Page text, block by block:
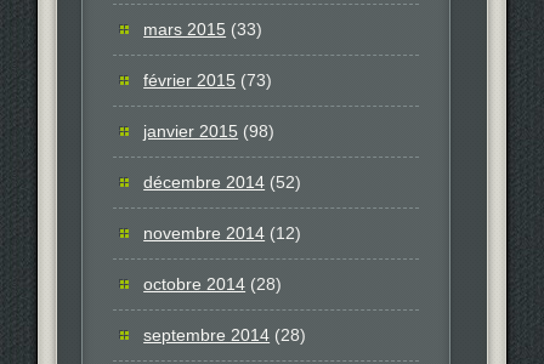
mars 2015 (33)
février 2015 (73)
janvier 2015 (98)
décembre 2014 (52)
novembre 2014 (12)
octobre 2014 (28)
septembre 2014 (28)